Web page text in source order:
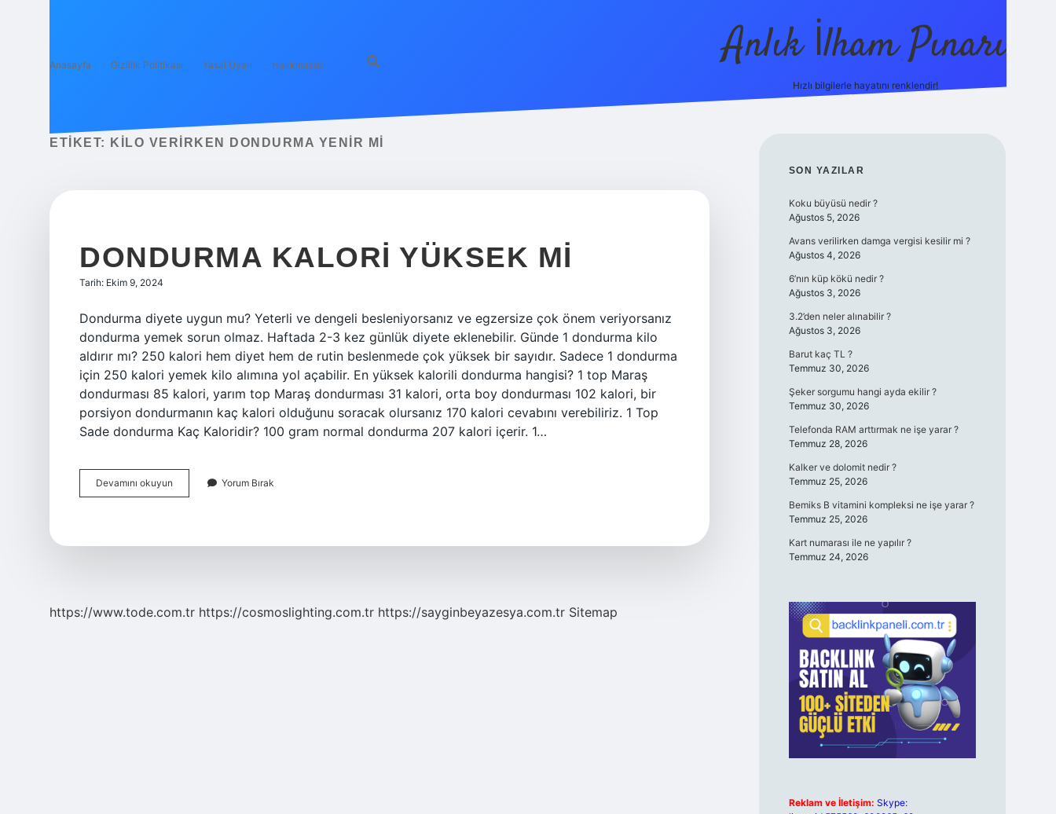
Anasayfa Gizlilik Politikası Yasal Uyarı Hakkımızda Anlık İlham Pınarı
Hızlı bilgilerle hayatını renklendir!
ETIKET: KILO VERIRKEN DONDURMA YENIR MI
DONDURMA KALORI YÜKSEK MI
Tarih: Ekim 9, 2024
Dondurma diyete uygun mu? Yeterli ve dengeli besleniyorsanız ve egzersize çok önem veriyorsanız
dondurma yemek sorun olmaz. Haftada 2-3 kez günlük diyete eklenebilir. Günde 1 dondurma kilo
aldırır mı? 250 kalori hem diyet hem de rutin beslenmede çok yüksek bir sayıdır. Sadece 1 dondurma
için 250 kalori yemek kilo alımına yol açabilir. En yüksek kalorili dondurma hangisi? 1 top Maraş
dondurması 85 kalori, yarım top Maraş dondurması 31 kalori, orta boy dondurması 102 kalori, bir
porsiyon dondurmanın kaç kalori olduğunu soracak olursanız 170 kalori cevabını verebiliriz. 1 Top
Sade dondurma Kaç Kaloridir? 100 gram normal dondurma 207 kalori içerir. 1…
Devamını okuyun Dondurma
Kalori
Yorum Bırak
https://www.tode.com.tr https://cosmoslighting.com.tr https://sayginbeyazesya.com.tr Sitemap
SIDEBAR
SON YAZILAR
Koku büyüsü nedir ?
Ağustos 5, 2026
Avans verilirken damga vergisi kesilir mi ?
Ağustos 4, 2026
6’nın küp kökü nedir ?
Ağustos 3, 2026
3.2’den neler alınabilir ?
Ağustos 3, 2026
Barut kaç TL ?
Temmuz 30, 2026
Şeker sorgumu hangi ayda ekilir ?
Temmuz 30, 2026
Telefonda RAM arttırmak ne işe yarar ?
Temmuz 28, 2026
Kalker ve dolomit nedir ?
Temmuz 25, 2026
Bemiks B vitamini kompleksi ne işe yarar ?
Temmuz 25, 2026
Kart numarası ile ne yapılır ?
Temmuz 24, 2026
Reklam ve İletişim: Skype: